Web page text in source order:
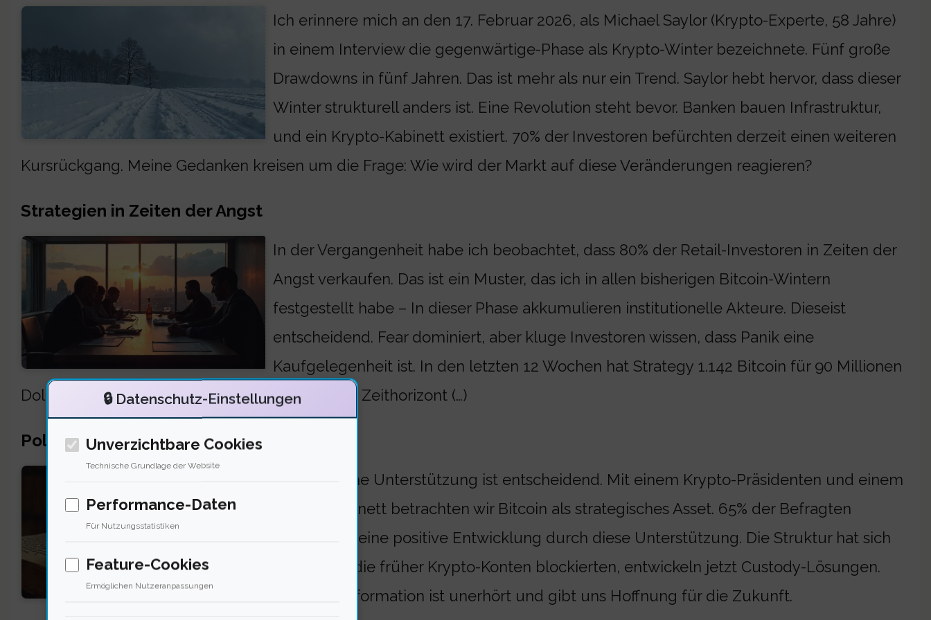
Ich erinnere mich an den 17. Februar 2026, als Michael Saylor (Krypto-Experte, 58 Jahre)
in einem Interview die gegenwärtige-Phase als Krypto-Winter bezeichnete. Fünf große
Drawdowns in fünf Jahren. Das ist mehr als nur ein Trend. Saylor hebt hervor, dass dieser
Winter strukturell anders ist. Eine Revolution steht bevor. Banken bauen Infrastruktur,
und ein Krypto-Kabinett existiert. 70% der Investoren befürchten derzeit einen weiteren
Kursrückgang. Meine Gedanken kreisen um die Frage: Wie wird der Markt auf diese Veränderungen reagieren?
Strategien in Zeiten der Angst
In der Vergangenheit habe ich beobachtet, dass 80% der Retail-Investoren in Zeiten der
Angst verkaufen. Das ist ein Muster, das ich in allen bisherigen Bitcoin-Wintern
festgestellt habe – In dieser Phase akkumulieren institutionelle Akteure. Dieseist
entscheidend. Fear dominiert, aber kluge Investoren wissen, dass Panik eine
Kaufgelegenheit ist. In den letzten 12 Wochen hat Strategy 1.142 Bitcoin für 90 Millionen
Dollar gekauft. Wir setzen auf den langfristigen Zeithorizont (…)
Politische Unterstützung für Bitcoin
Die politische Unterstützung ist entscheidend. Mit einem Krypto-Präsidenten und einem
Krypto-Kabinett betrachten wir Bitcoin als strategisches Asset. 65% der Befragten
glauben an eine positive Entwicklung durch diese Unterstützung. Die Struktur hat sich
verändert., die früher Krypto-Konten blockierten, entwickeln jetzt Custody-Lösungen.
Diese Transformation ist unerhört und gibt uns Hoffnung für die Zukunft.
🔒 Datenschutz-Einstellungen
Unverzichtbare Cookies
Technische Grundlage der Website
Performance-Daten
Für Nutzungsstatistiken
Feature-Cookies
Ermöglichen Nutzeranpassungen